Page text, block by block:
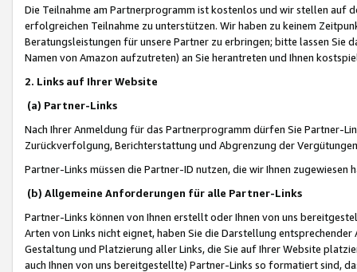
Die Teilnahme am Partnerprogramm ist kostenlos und wir stellen auf
erfolgreichen Teilnahme zu unterstützen. Wir haben zu keinem
Beratungsleistungen für unsere Partner zu erbringen; bitte lassen Sie
Namen von Amazon aufzutreten) an Sie herantreten und Ihnen
2. Links auf Ihrer Website
(a) Partner-Links
Nach Ihrer Anmeldung für das Partnerprogramm dürfen Sie Partner-
Zurückverfolgung, Berichterstattung und Abgrenzung der
Partner-Links müssen die Partner-ID nutzen, die wir Ihnen zugewiesen
(b) Allgemeine Anforderungen für alle Partner-Links
Partner-Links können von Ihnen erstellt oder Ihnen von uns
Arten von Links nicht eignet, haben Sie die Darstellung
Gestaltung und Platzierung aller Links, die Sie auf Ihrer Website
auch Ihnen von uns bereitgestellte) Partner-Links so formatiert sind,